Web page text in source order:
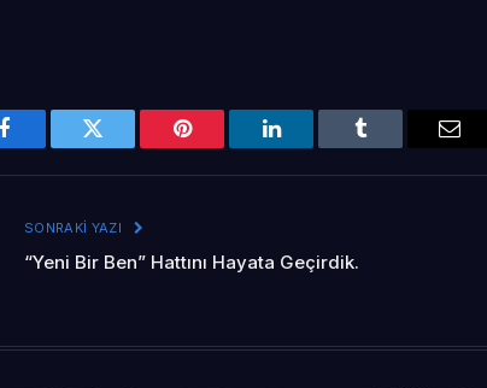
Facebook Twitter Pinterest LinkedIn Tumblr
SONRAKI YAZI
“Yeni Bir Ben” Hattını Hayata Geçirdik.